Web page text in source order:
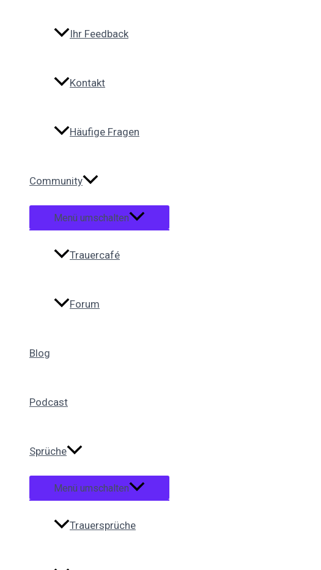
Ihr Feedback
Kontakt
Häufige Fragen
Community
Menü umschalten
Trauercafé
Forum
Blog
Podcast
Sprüche
Menü umschalten
Trauersprüche